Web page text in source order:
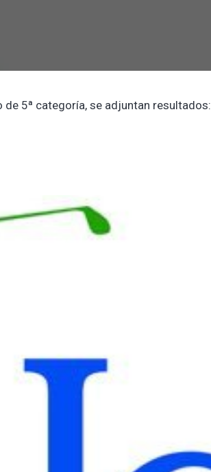
5ª categoría, se adjuntan resultados: